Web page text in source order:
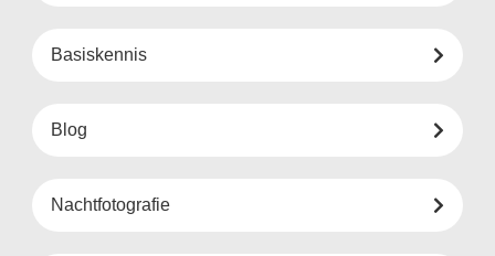
Basiskennis
Blog
Nachtfotografie